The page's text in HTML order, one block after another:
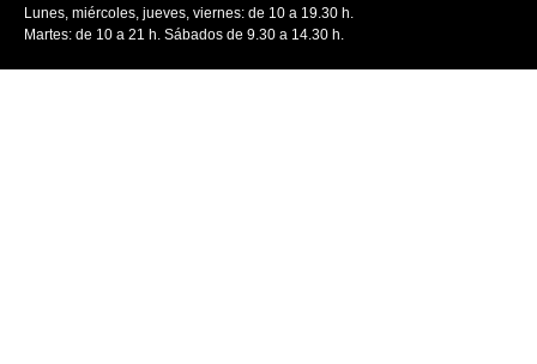
Lunes, miércoles, jueves, viernes: de 10 a 19.30 h.
Martes: de 10 a 21 h. Sábados de 9.30 a 14.30 h.